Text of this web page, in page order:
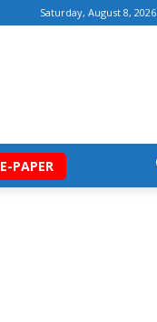
Saturday, August 8, 2026
E-PAPER